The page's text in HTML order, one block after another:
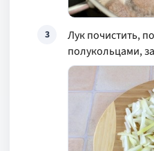
3
Лук почистить,
полукольцами,